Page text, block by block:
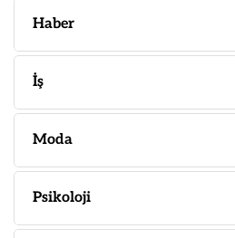
Haber
İş
Moda
Psikoloji